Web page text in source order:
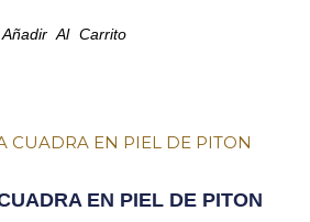
Añadir Al Carrito
EN PIEL DE PITON